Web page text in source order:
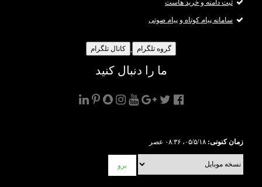
ثبت دامنه و خرید هاست
سامانه پیام کوتاه و پیام صوتی
گروه تلگرام کانال تلگرام
ما را دنبال کنید
زمان کنونی: ۰۵/۵/۱۸، ۰۸:۳۶ عصر
برو